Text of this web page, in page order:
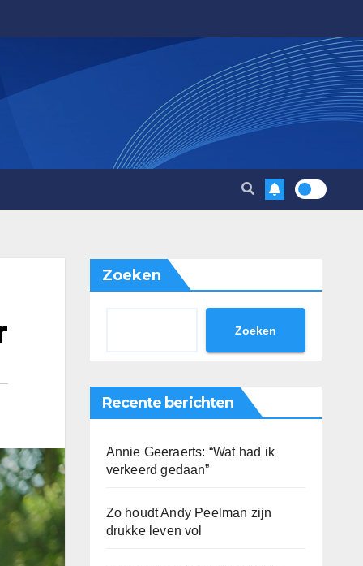
Zoeken
Zoeken
Recente berichten
Annie Geeraerts: “Wat had ik
verkeerd gedaan”
Zo houdt Andy Peelman zijn
drukke leven vol